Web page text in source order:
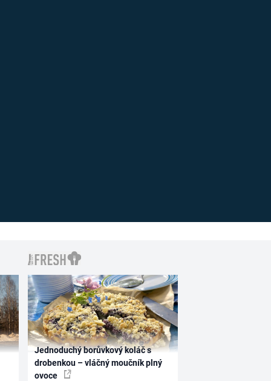
Jednoduchý borůvkový koláč s
drobenkou – vláčný moučník plný
ovoce